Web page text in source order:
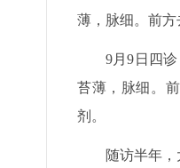
薄，脉细。前方
9月9日四
苔薄，脉细。
剂。
随访半年，